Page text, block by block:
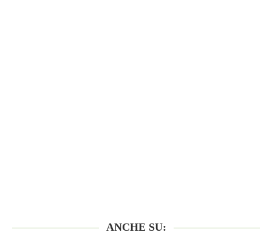
ANCHE SU: